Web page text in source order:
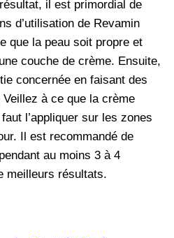
il est primordial de
d’utilisation de Revamin
que la peau soit propre et
couche de crème. Ensuite,
concernée en faisant des
à ce que la crème
l’appliquer sur les zones
Il est recommandé de
au moins 3 à 4
meilleurs résultats.